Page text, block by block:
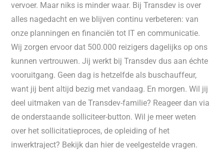
vervoer. Maar niks is minder waar. Bij Transdev is over
alles nagedacht en we blijven continu verbeteren: van
onze planningen en financiën tot IT en communicatie.
Wij zorgen ervoor dat 500.000 reizigers dagelijks op ons
kunnen vertrouwen. Jij werkt bij Transdev dus aan échte
vooruitgang. Geen dag is hetzelfde als buschauffeur,
want jij bent altijd bezig met vandaag. En morgen. Wil jij
deel uitmaken van de Transdev-familie? Reageer dan via
de onderstaande solliciteer-button. Wil je meer weten
over het sollicitatieproces, de opleiding of het
inwerktraject? Bekijk dan hier de veelgestelde vragen.